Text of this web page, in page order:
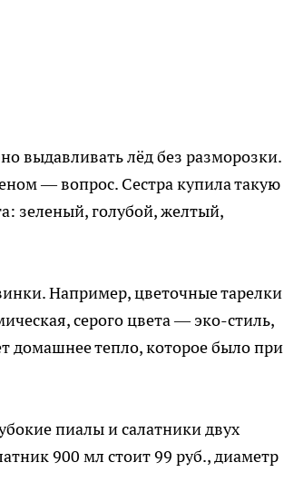
выдавливать лёд без разморозки.
— вопрос. Сестра купила такую
зеленый, голубой, желтый,
Например, цветочные тарелки
серого цвета — эко-стиль,
домашнее тепло, которое было при
пиалы и салатники двух
900 мл стоит 99 руб., диаметр